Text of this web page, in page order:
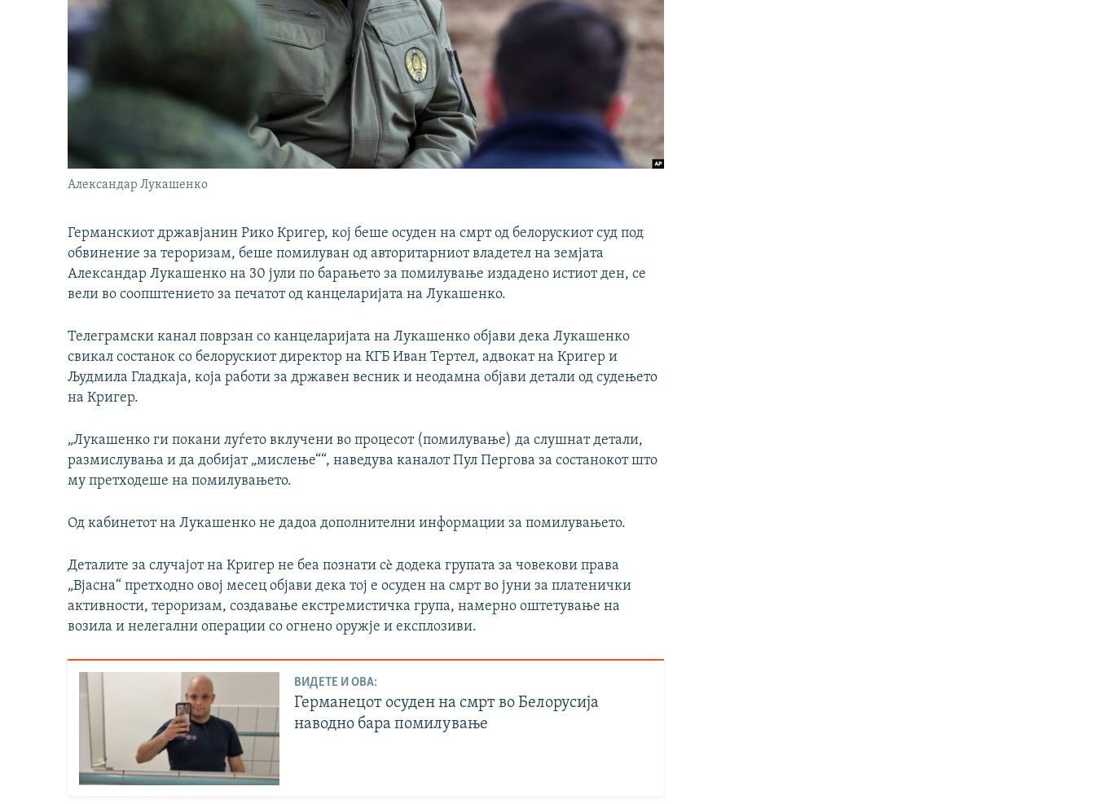
Александар Лукашенко
Германскиот државјанин Рико Кригер, кој беше осуден на смрт од белорускиот суд под
обвинение за тероризам, беше помилуван од авторитарниот владетел на земјата
Александар Лукашенко на 30 јули по барањето за помилување издадено истиот ден, се
вели во соопштението за печатот од канцеларијата на Лукашенко.
Телеграмски канал поврзан со канцеларијата на Лукашенко објави дека Лукашенко
свикал состанок со белорускиот директор на КГБ Иван Тертел, адвокат на Кригер и
Људмила Гладкаја, која работи за државен весник и неодамна објави детали од судењето
на Кригер.
„Лукашенко ги покани луѓето вклучени во процесот (помилување) да слушнат детали,
размислувања и да добијат „мислење““, наведува каналот Пул Пергова за состанокот што
му претходеше на помилувањето.
Од кабинетот на Лукашенко не дадоа дополнителни информации за помилувањето.
Деталите за случајот на Кригер не беа познати сè додека групата за човекови права
„Вјасна“ претходно овој месец објави дека тој е осуден на смрт во јуни за платенички
активности, тероризам, создавање екстремистичка група, намерно оштетување на
возила и нелегални операции со огнено оружје и експлозиви.
ВИДЕТЕ И ОВА:
Германецот осуден на смрт во Белорусија
наводно бара помилување